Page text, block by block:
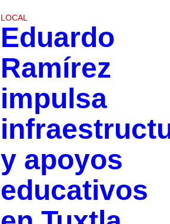
LOCAL
Eduardo
Ramírez
impulsa
y apoyos
educativos